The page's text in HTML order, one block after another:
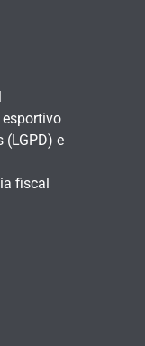
(LGPD) e
fiscal